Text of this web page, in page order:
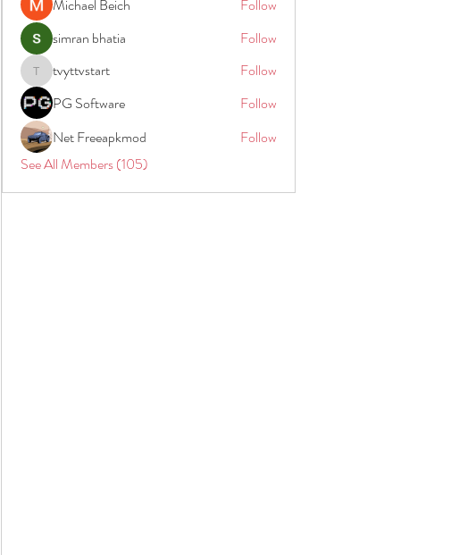
Michael Beich
Follow
simran bhatia
Follow
tvyttvstart
tvyttvstart
Follow
PG Software
Follow
Net Freeapkmod
Follow
See All Members (105)